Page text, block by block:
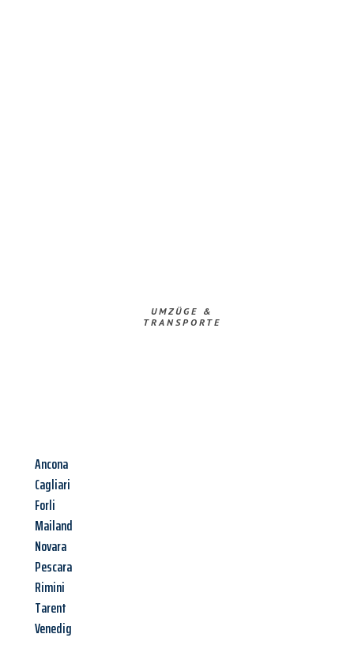
UMZÜGE &
TRANSPORTE
Ancona
Cagliari
Forli
Mailand
Novara
Pescara
Rimini
Tarent
Venedig